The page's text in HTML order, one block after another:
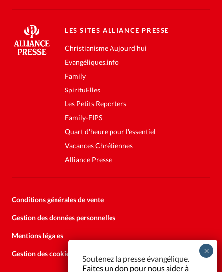
LES SITES ALLIANCE PRESSE
Christianisme Aujourd'hui
Evangéliques.info
Family
SpirituElles
Les Petits Reporters
Family-FIPS
Quart d'heure pour l'essentiel
Vacances Chrétiennes
Alliance Presse
Conditions générales de vente
Gestion des données personnelles
Mentions légales
Gestion des cookies
Soutenez la presse évangélique.
Faites un don pour nous aider à